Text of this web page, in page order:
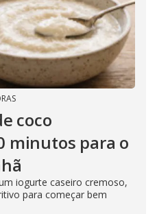
coco
minutos para o
iogurte caseiro cremoso,
para começar bem